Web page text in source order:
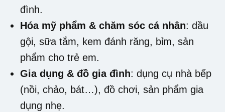
đình.
Hóa mỹ phẩm & chăm sóc cá nhân: dầu
gội, sữa tắm, kem đánh răng, bỉm, sản
phẩm cho trẻ em.
Gia dụng & đồ gia đình: dụng cụ nhà bếp
(nồi, chảo, bát…), đồ chơi, sản phẩm gia
dụng nhẹ.